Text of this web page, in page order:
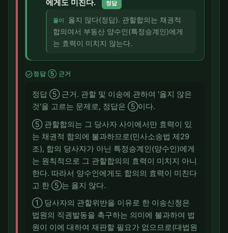
에게도 미친다.
정답
풀이
옳지 않다(정답). 관할합의는 채권적
합의여서 부동산 양수인(특정승계인)에게
는 효력이 미치지 않는다.
check_circle정답 ⑤ 근거
정답 ⑤ 근거. 관할 및 이송에 관하여 '옳지 않은
것'을 고르는 문제로, 정답은 ⑤이다.
⑤ 관할합의는 그 당사자 사이에서만 효력이 있
는 채권적 합의에 불과하므로(민사소송법 제29
조), 합의 당사자가 아닌 특정승계인(양수인)에게
는 원칙적으로 그 관할합의의 효력이 미치지 아니
한다. 따라서 양수인에게도 합의의 효력이 미친다
고 한 ⑤는 옳지 않다.
① 당사자의 관할위반을 이유로 한 이송신청은
법원의 직권발동을 촉구하는 의미에 불과하여 법
원이 이에 대하여 재판할 필요가 없으므로(대법원